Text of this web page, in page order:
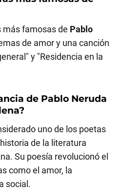
más famosas de Pablo
de amor y una canción
y "Residencia en la
de Pablo Neruda
uno de los poetas
de la literatura
Su poesía revolucionó el
como el amor, la
social.